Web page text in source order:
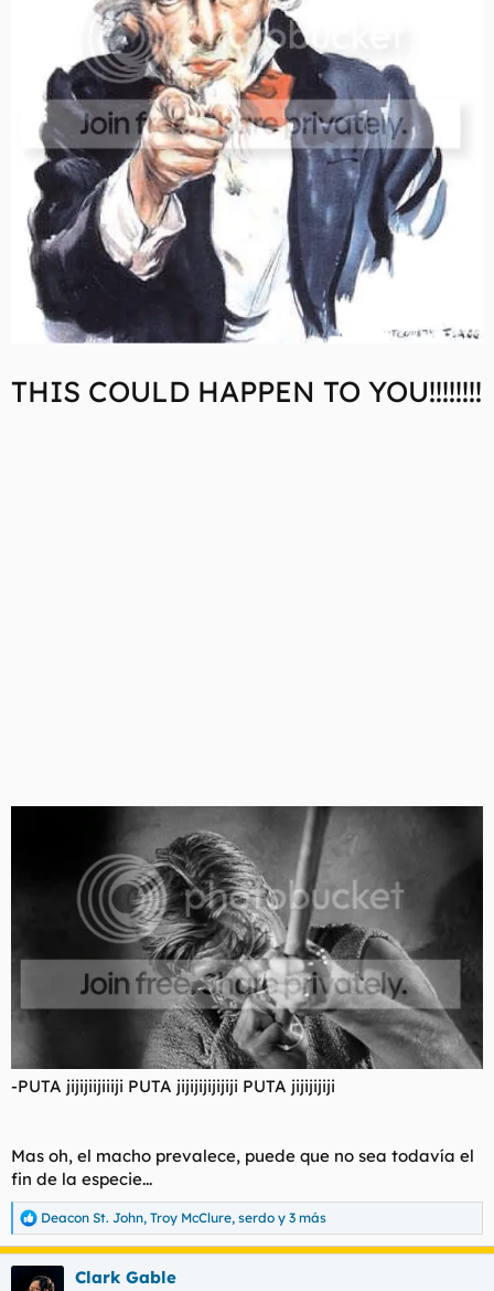
THIS COULD HAPPEN TO YOU!!!!!!!!
-PUTA jijijiijiiiji PUTA jijijijijijiji PUTA jijijijiji
Mas oh, el macho prevalece, puede que no sea todavía el
fin de la especie...
R
e
a
Deacon St. John, Troy McClure, serdo y 3 más
Clark Gable